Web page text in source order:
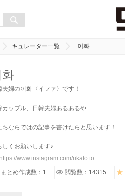
キュレーター一覧 이화
화
夫婦の이화〈イファ〉です！
カップル、日韓夫婦あるあるや
ちならではの記事を書けたらと思います！
しくお願いします♪
https://www.instagram.com/rikato.to
まとめ作成数：1
閲覧数：14315